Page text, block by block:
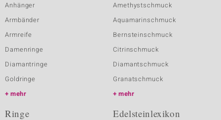
Anhänger
Armbänder
Armreife
Damenringe
Diamantringe
Goldringe
mehr
Amethystschmuck
Aquamarinschmuck
Bernsteinschmuck
Citrinschmuck
Diamantschmuck
Granatschmuck
mehr
Ringe Edelsteinlexikon